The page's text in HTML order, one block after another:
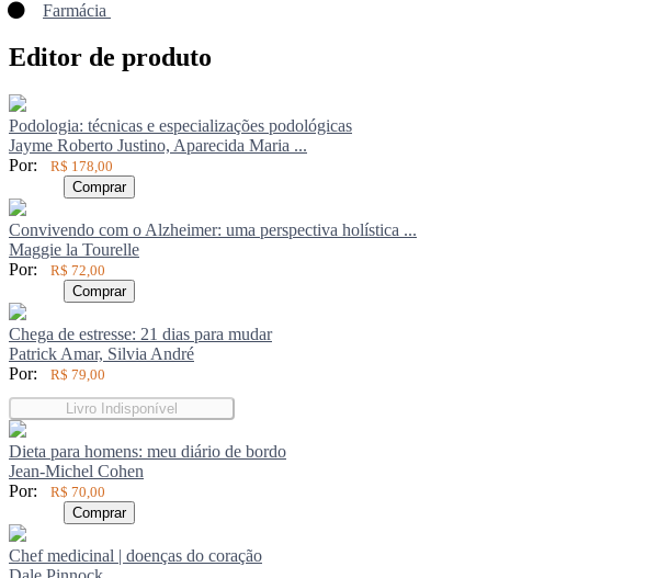
Farmácia
Editor de produto
Podologia: técnicas e especializações podológicas
Jayme Roberto Justino, Aparecida Maria ...
Por:
R$ 178,00
Comprar
Convivendo com o Alzheimer: uma perspectiva holística ...
Maggie la Tourelle
Por:
R$ 72,00
Comprar
Chega de estresse: 21 dias para mudar
Patrick Amar, Silvia André
Por:
R$ 79,00
Livro Indisponível
Dieta para homens: meu diário de bordo
Jean-Michel Cohen
Por:
R$ 70,00
Comprar
Chef medicinal | doenças do coração